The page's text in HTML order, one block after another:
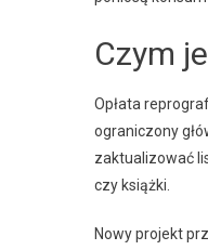
Czym
Opłata
ograniczony
zaktualizować
czy książki.
Nowy projekt